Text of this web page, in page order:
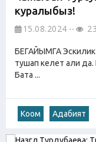
куралыбыз!
15.08.2024
БЕГАЙЫМГА
тушап келет али да.
Бата ...
Коом Адабият